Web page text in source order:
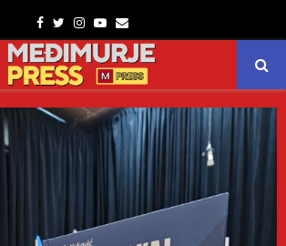
Facebook
TwitterInstagram
Youtube
Email